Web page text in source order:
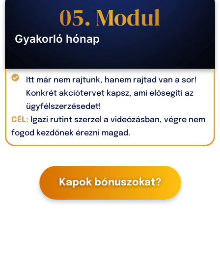
05. Modul
Gyakorló hónap
Itt már nem rajtunk, hanem rajtad van a sor!
Konkrét akciótervet kapsz, ami elősegíti az
ügyfélszerzésedet!
CÉL: Igazi rutint szerzel a videózásban, végre nem
fogod kezdőnek érezni magad.
Kapok bónuszokat?